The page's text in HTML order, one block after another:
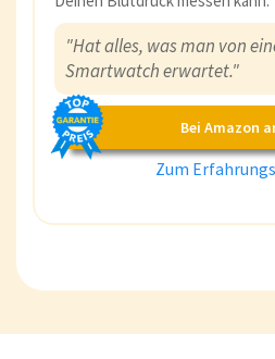
"Hat alles, was man von
Smartwatch erwartet."
Bei Amazon
Zum